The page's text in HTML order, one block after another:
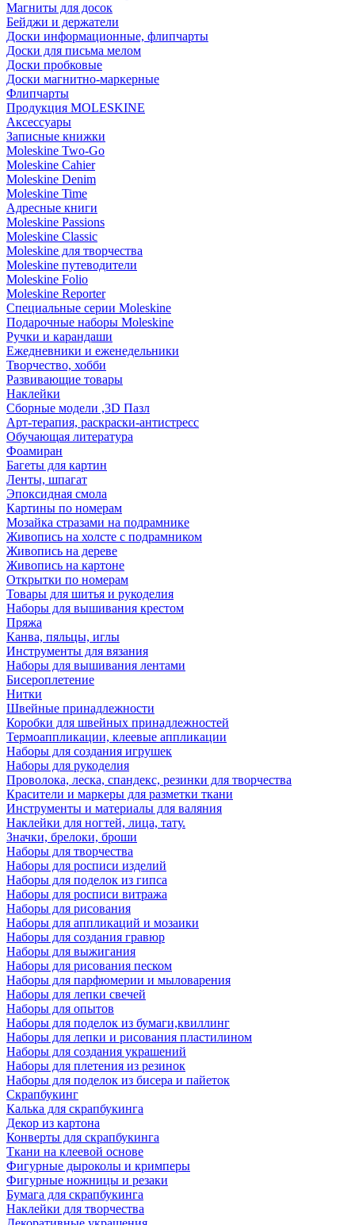
Магниты для досок
Бейджи и держатели
Доски информационные, флипчарты
Доски для письма мелом
Доски пробковые
Доски магнитно-маркерные
Флипчарты
Продукция MOLESKINE
Аксессуары
Записные книжки
Moleskine Two-Go
Moleskine Cahier
Moleskine Denim
Moleskine Time
Адресные книги
Moleskine Passions
Moleskine Classic
Moleskine для творчества
Moleskine путеводители
Moleskine Folio
Moleskine Reporter
Специальные серии Moleskine
Подарочные наборы Moleskine
Ручки и карандаши
Ежедневники и еженедельники
Творчество, хобби
Развивающие товары
Наклейки
Сборные модели ,3D Пазл
Арт-терапия, раскраски-антистресс
Обучающая литература
Фоамиран
Багеты для картин
Ленты, шпагат
Эпоксидная смола
Картины по номерам
Мозайка стразами на подрамнике
Живопись на холсте с подрамником
Живопись на дереве
Живопись на картоне
Открытки по номерам
Товары для шитья и рукоделия
Наборы для вышивания крестом
Пряжа
Канва, пяльцы, иглы
Инструменты для вязания
Наборы для вышивания лентами
Бисероплетение
Нитки
Швейные принадлежности
Коробки для швейных принадлежностей
Термоаппликации, клеевые аппликации
Наборы для создания игрушек
Наборы для рукоделия
Проволока, леска, спандекс, резинки для творчества
Красители и маркеры для разметки ткани
Инструменты и материалы для валяния
Наклейки для ногтей, лица, тату.
Значки, брелоки, броши
Наборы для творчества
Наборы для росписи изделий
Наборы для поделок из гипса
Наборы для росписи витража
Наборы для рисования
Наборы для аппликаций и мозаики
Наборы для создания гравюр
Наборы для выжигания
Наборы для рисования песком
Наборы для парфюмерии и мыловарения
Наборы для лепки свечей
Наборы для опытов
Наборы для поделок из бумаги,квиллинг
Наборы для лепки и рисования пластилином
Наборы для создания украшений
Наборы для плетения из резинок
Наборы для поделок из бисера и пайеток
Скрапбукинг
Калька для скрапбукинга
Декор из картона
Конверты для скрапбукинга
Ткани на клеевой основе
Фигурные дыроколы и кримперы
Фигурные ножницы и резаки
Бумага для скрапбукинга
Наклейки для творчества